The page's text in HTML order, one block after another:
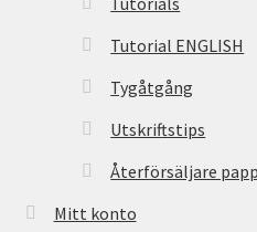
Tutorial ENGLISH
Tygåtgång
Utskriftstips
Återförsäljare
Mitt konto